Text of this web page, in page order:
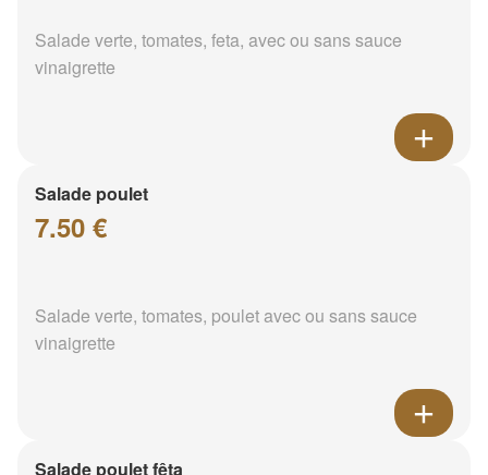
Salade verte, tomates, feta, avec ou sans sauce
vinaigrette
Salade poulet
7.50 €
Salade verte, tomates, poulet avec ou sans sauce
vinaigrette
Salade poulet fêta